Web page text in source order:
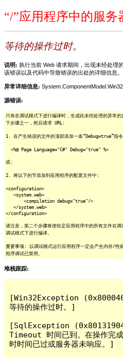
“/”应用程序中的服务
等待的操作过时。
说明: 执行当前 Web 请求期间，出现未经处理
该错误以及代码中导致错误的出处的详细信息。
异常详细信息:
源错误:
只有在调试模式下进行编译时，生成此未经处理的异常
下步骤之一，然后请求 URL:
1. 在产生错误的文件的顶部添加一条“Debug=true”指
<%@ Page Language="C#" Debug="true" %>
或:
2. 将以下的节添加到应用程序的配置文件中:
<configuration>
<system.web>
<compilation debug="true"/>
</system.web>
</configuration>
请注意，第二个步骤将使给定应用程序中的所有文件在
调试模式下进行编译。
重要事项: 以调试模式运行应用程序一定会产生内存/性
程序调试已禁用。
堆栈跟踪:
[Win32Exception
等待的操作过时。]
[SqlException
Timeout 时间已到。在操作完
时时间已过或服务器未响应。]